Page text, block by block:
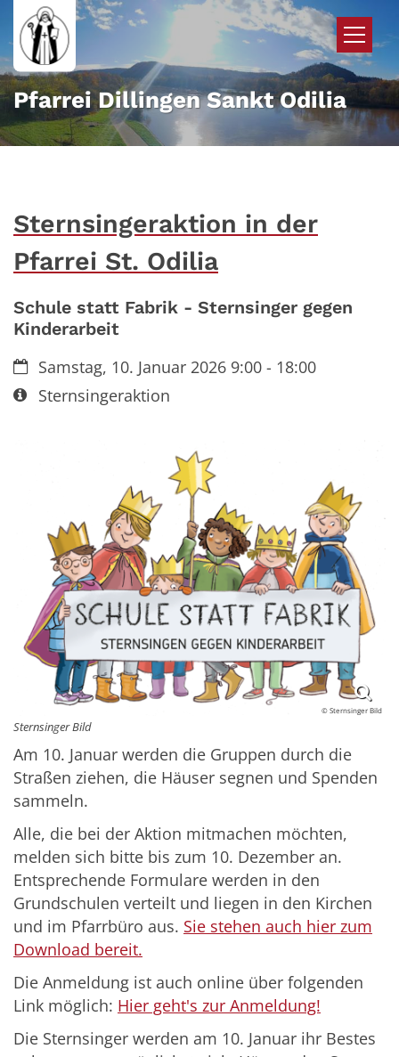
Zum Inhalt springen
Pfarrei Dillingen Sankt Odilia
Sternsingeraktion in der
Pfarrei St. Odilia
Schule statt Fabrik - Sternsinger gegen
Kinderarbeit
Datum:Samstag, 10. Januar 2026 9:00 - 18:00
Art bzw. Nummer:
Sternsingeraktion
© Sternsinger Bild
Sternsinger Bild
Am 10. Januar werden die Gruppen durch die
Straßen ziehen, die Häuser segnen und Spenden
sammeln.
Alle, die bei der Aktion mitmachen möchten,
melden sich bitte bis zum 10. Dezember an.
Entsprechende Formulare werden in den
Grundschulen verteilt und liegen in den Kirchen
und im Pfarrbüro aus. Sie stehen auch hier zum
Download bereit.
Die Anmeldung ist auch online über folgenden
Link möglich: Hier geht's zur Anmeldung!
Die Sternsinger werden am 10. Januar ihr Bestes